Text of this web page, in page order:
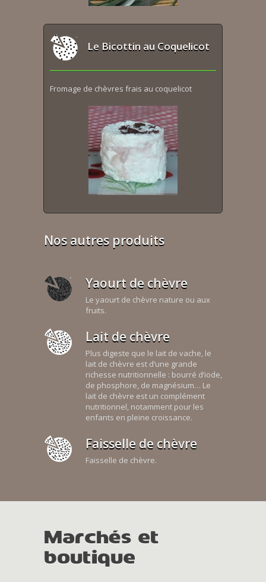
Le Bicottin au Coquelicot
Fromage de chèvres frais au coquelicot
Nos autres produits
Yaourt de chèvre
Le yaourt de chèvre nature ou aux
fruits.
Lait de chèvre
Plus digeste que le lait de vache, le
lait de chèvre est d’une grande
richesse nutritionnelle : bourré d’iode,
de phosphore, de magnésium… Le
lait de chèvre est un complément
nutritionnel, notamment pour les
enfants en pleine croissance.
Faisselle de chèvre
Faisselle de chèvre.
Marchés et
boutique